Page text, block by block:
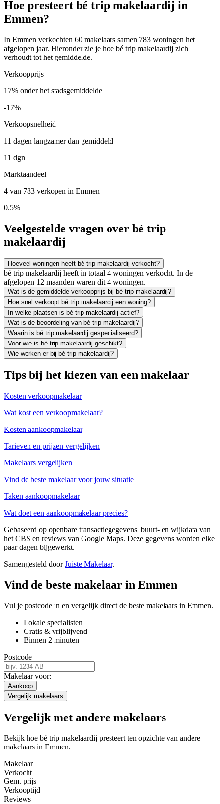
Hoe presteert bé trip makelaardij in
Emmen?
In Emmen verkochten 60 makelaars samen 783 woningen het
afgelopen jaar. Hieronder zie je hoe bé trip makelaardij zich
verhoudt tot het gemiddelde.
Verkoopprijs
17% onder het stadsgemiddelde
-17%
Verkoopsnelheid
11 dagen langzamer dan gemiddeld
11 dgn
Marktaandeel
4 van 783 verkopen in Emmen
0.5%
Veelgestelde vragen over bé trip
makelaardij
Hoeveel woningen heeft bé trip makelaardij verkocht?
bé trip makelaardij heeft in totaal 4 woningen verkocht. In de
afgelopen 12 maanden waren dit 4 woningen.
Wat is de gemiddelde verkoopprijs bij bé trip makelaardij?
Hoe snel verkoopt bé trip makelaardij een woning?
In welke plaatsen is bé trip makelaardij actief?
Wat is de beoordeling van bé trip makelaardij?
Waarin is bé trip makelaardij gespecialiseerd?
Voor wie is bé trip makelaardij geschikt?
Wie werken er bij bé trip makelaardij?
Tips bij het kiezen van een makelaar
Kosten verkoopmakelaar
Wat kost een verkoopmakelaar?
Kosten aankoopmakelaar
Tarieven en prijzen vergelijken
Makelaars vergelijken
Vind de beste makelaar voor jouw situatie
Taken aankoopmakelaar
Wat doet een aankoopmakelaar precies?
Gebaseerd op openbare transactiegegevens, buurt- en wijkdata van
het CBS en reviews van Google Maps. Deze gegevens worden elke
paar dagen bijgewerkt.
Samengesteld doorJuiste Makelaar.
Vind de beste makelaar in Emmen
Vul je postcode in en vergelijk direct de beste makelaars in Emmen.
Lokale specialisten
Gratis & vrijblijvend
Binnen 2 minuten
Postcode
Makelaar voor:
Aankoop
Vergelijk makelaars
Vergelijk met andere makelaars
Bekijk hoe bé trip makelaardij presteert ten opzichte van andere
makelaars in Emmen.
Makelaar
Verkocht
Gem. prijs
Verkooptijd
Reviews